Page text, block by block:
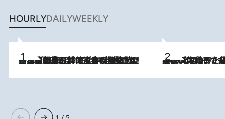
HOURLYDAILYWEEKLY
2026.8.8
「最後に見られてよかった」上野動物園の東園パンダ舎が解体前に特別公開。8月16日まで延長されたパネル展と共に辿る“半世紀”のパンダ飼育《解体工事の図面あり》 2026.8.5
【阿川佐和子さんの年とる力】なぜ70代で始めた趣味は“こんなに楽しい”のか？ ピアノ、俳句…スランプに陥っても続けられる“ある秘訣”とは